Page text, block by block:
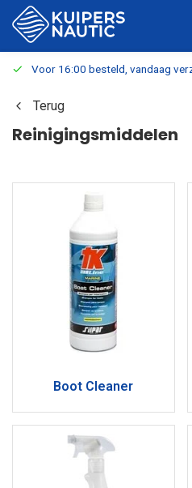
Voor 16:00 besteld, vandaag
Terug
Reinigingsmiddelen
Boot Cleaner